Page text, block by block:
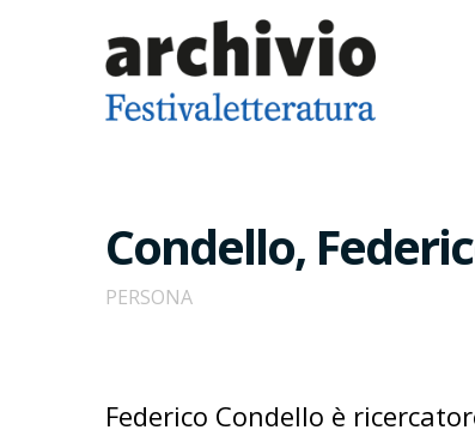
Condello,
PERSONA
Federico Condello è